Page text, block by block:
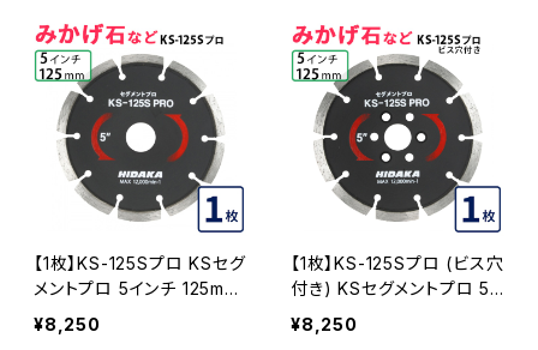
ッター 刃 (ks-125spro-tri
al)
ント ダイヤモンドカッター
刃 ビス3個付属(ks-125spr
o-b-trial)
【1枚】KS-125Sプロ KSセグ
メントプロ 5インチ 125mm
みかげ石などの切断用 ダイ
ヤセグメント ダイヤモンドカ
¥8,250
【1枚】KS-125Sプロ (ビス穴
付き) KSセグメントプロ 5
インチ 125mm みかげ石な
どの切断用 ダイヤセグメン
¥8,250